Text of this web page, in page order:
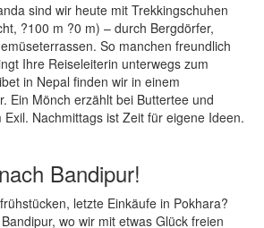
sind wir heute mit Trekkingschuhen
?100 m ?0 m) – durch Bergdörfer,
So manchen freundlich
Ihre Reiseleiterin unterwegs zum
in Nepal finden wir in einem
Ein Mönch erzählt bei Buttertee und
Nachmittags ist Zeit für eigene Ideen.
Bandipur!
letzte Einkäufe in Pokhara?
wo wir mit etwas Glück freien